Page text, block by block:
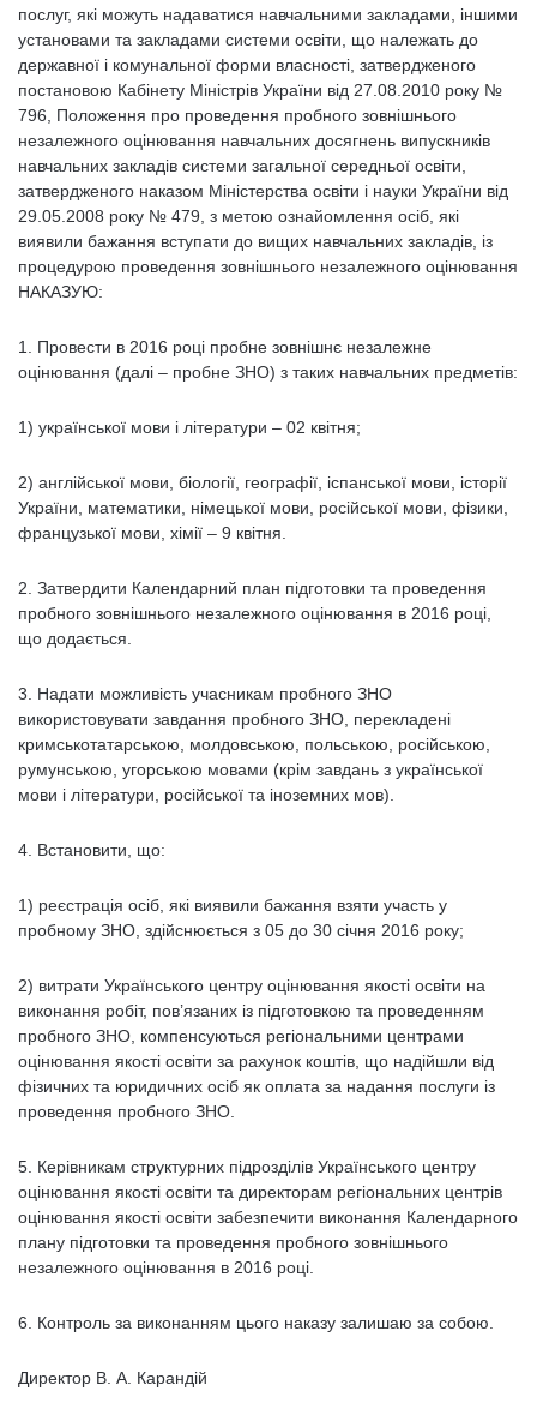
послуг, які можуть надаватися навчальними закладами, іншими
установами та закладами системи освіти, що належать до
державної і комунальної форми власності, затвердженого
постановою Кабінету Міністрів України від 27.08.2010 року №
796, Положення про проведення пробного зовнішнього
незалежного оцінювання навчальних досягнень випускників
навчальних закладів системи загальної середньої освіти,
затвердженого наказом Міністерства освіти і науки України від
29.05.2008 року № 479, з метою ознайомлення осіб, які
виявили бажання вступати до вищих навчальних закладів, із
процедурою проведення зовнішнього незалежного оцінювання
НАКАЗУЮ:
1. Провести в 2016 році пробне зовнішнє незалежне
оцінювання (далі – пробне ЗНО) з таких навчальних предметів:
1) української мови і літератури – 02 квітня;
2) англійської мови, біології, географії, іспанської мови, історії
України, математики, німецької мови, російської мови, фізики,
французької мови, хімії – 9 квітня.
2. Затвердити Календарний план підготовки та проведення
пробного зовнішнього незалежного оцінювання в 2016 році,
що додається.
3. Надати можливість учасникам пробного ЗНО
використовувати завдання пробного ЗНО, перекладені
кримськотатарською, молдовською, польською, російською,
румунською, угорською мовами (крім завдань з української
мови і літератури, російської та іноземних мов).
4. Встановити, що:
1) реєстрація осіб, які виявили бажання взяти участь у
пробному ЗНО, здійснюється з 05 до 30 січня 2016 року;
2) витрати Українського центру оцінювання якості освіти на
виконання робіт, пов’язаних із підготовкою та проведенням
пробного ЗНО, компенсуються регіональними центрами
оцінювання якості освіти за рахунок коштів, що надійшли від
фізичних та юридичних осіб як оплата за надання послуги із
проведення пробного ЗНО.
5. Керівникам структурних підрозділів Українського центру
оцінювання якості освіти та директорам регіональних центрів
оцінювання якості освіти забезпечити виконання Календарного
плану підготовки та проведення пробного зовнішнього
незалежного оцінювання в 2016 році.
6. Контроль за виконанням цього наказу залишаю за собою.
Директор В. А. Карандій